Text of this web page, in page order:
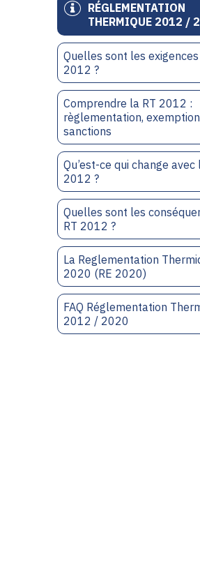
RÉGLEMENTATION
THERMIQUE 2012 /
Quelles sont les
2012 ?
Comprendre la RT 2012 :
règlementation,
sanctions
Qu’est-ce qui change avec
2012 ?
Quelles sont les
RT 2012 ?
La Reglementation
2020 (RE 2020)
FAQ Réglementation
2012 / 2020